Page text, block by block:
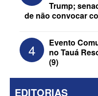
Trump;
de não convocar
4
Evento
no Tauá
(9)
EDITORIAS